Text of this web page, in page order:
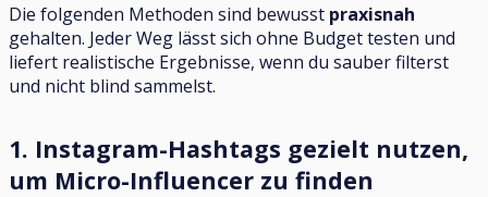
Die folgenden Methoden sind bewusst praxisnah
gehalten. Jeder Weg lässt sich ohne Budget testen und
liefert realistische Ergebnisse, wenn du sauber filterst
und nicht blind sammelst.
1. Instagram-Hashtags gezielt nutzen,
um Micro-Influencer zu finden